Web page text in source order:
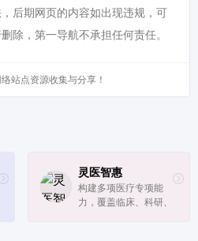
后期网页的内容如出现违规，可
除，第一导航不承担任何责任。
站点资源收集与分享！
灵医智惠
构建多项医疗专项能
力，覆盖临床、科研、